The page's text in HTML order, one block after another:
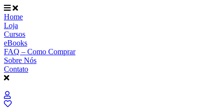
Ir
para
o
conteúdo
Home
Loja
Cursos
eBooks
FAQ – Como Comprar
Sobre Nós
Contato